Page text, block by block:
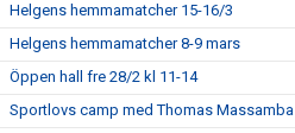
Helgens hemmamatcher 15-16/3
Helgens hemmamatcher 8-9 mars
Öppen hall fre 28/2 kl 11-14
Sportlovs camp med Thomas Massamba